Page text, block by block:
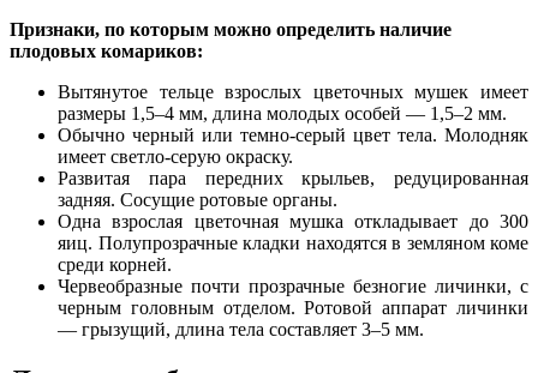
Признаки, по которым можно определить наличие
плодовых комариков:
Вытянутое тельце взрослых цветочных мушек имеет
размеры 1,5–4 мм, длина молодых особей — 1,5–2 мм.
Обычно черный или темно-серый цвет тела. Молодняк
имеет светло-серую окраску.
Развитая пара передних крыльев, редуцированная
задняя. Сосущие ротовые органы.
Одна взрослая цветочная мушка откладывает до 300
яиц. Полупрозрачные кладки находятся в земляном коме
среди корней.
Червеобразные почти прозрачные безногие личинки, с
черным головным отделом. Ротовой аппарат личинки
— грызущий, длина тела составляет 3–5 мм.